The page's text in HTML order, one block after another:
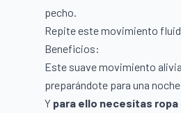
pecho.
Repite este movimiento
Beneficios:
Este suave movimiento
preparándote para una
Y para ello necesitas ropa